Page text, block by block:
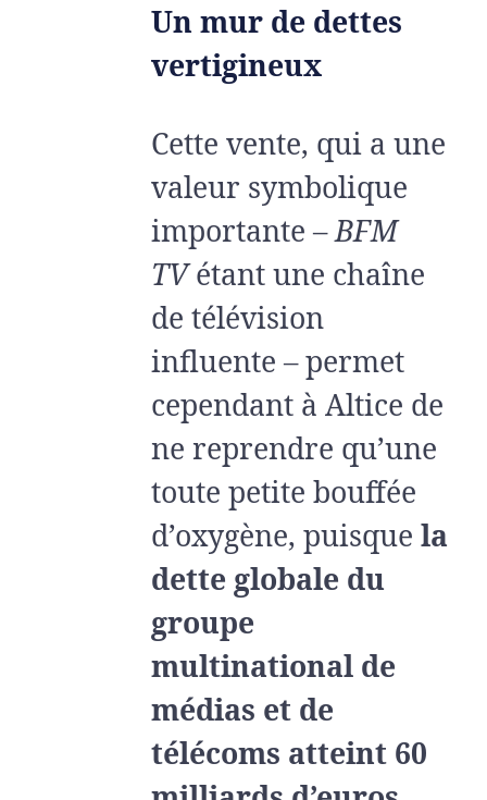
Un mur de dettes
vertigineux
Cette vente, qui a une
valeur symbolique
importante –BFM
TVétant une chaîne
de télévision
influente – permet
cependant à Altice de
ne reprendre qu’une
toute petite bouffée
d’oxygène, puisque la
dette globale du
groupe
multinational de
médias et de
télécoms atteint 60